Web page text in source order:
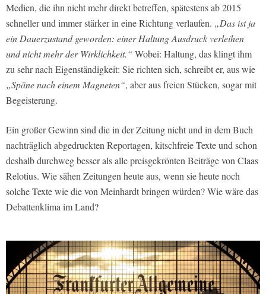
Medien, die ihn nicht mehr direkt betreffen, spätestens ab 2015
schneller und immer stärker in eine Richtung verlaufen. „Das ist ja
ein Dauerzustand geworden: einer Haltung Ausdruck verleihen
und nicht mehr der Wirklichkeit.“ Wobei: Haltung, das klingt ihm
zu sehr nach Eigenständigkeit: Sie richten sich, schreibt er, aus wie
„Späne nach einem Magneten“, aber aus freien Stücken, sogar mit
Begeisterung.
Ein großer Gewinn sind die in der Zeitung nicht und in dem Buch
nachträglich abgedruckten Reportagen, kitschfreie Texte und schon
deshalb durchweg besser als alle preisgekrönten Beiträge von Claas
Relotius. Wie sähen Zeitungen heute aus, wenn sie heute noch
solche Texte wie die von Meinhardt bringen würden? Wie wäre das
Debattenklima im Land?